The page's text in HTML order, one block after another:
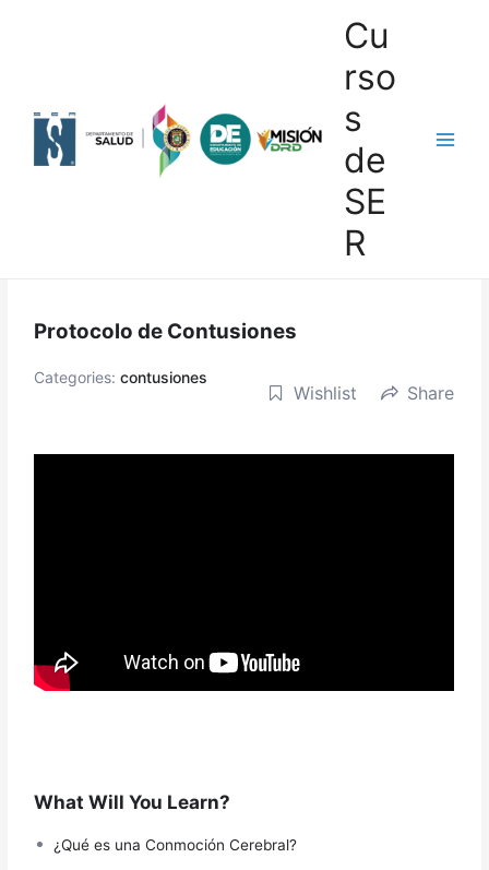
Cu
rso
s
de
SE
R
Protocolo de Contusiones
Categories:contusiones
Wishlist Share
What Will You Learn?
¿Qué es una Conmoción Cerebral?